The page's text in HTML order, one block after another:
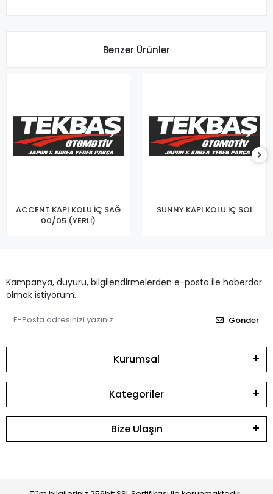
Benzer Ürünler
ACCENT KAPI KOLU İÇ SAĞ
00/05 (YERLİ)
SUNNY KAPI KOLU İÇ SOL
Kampanya, duyuru, bilgilendirmelerden e-posta ile haberdar
olmak istiyorum.
Gönder
Kurumsal
Kategoriler
Bize Ulaşın